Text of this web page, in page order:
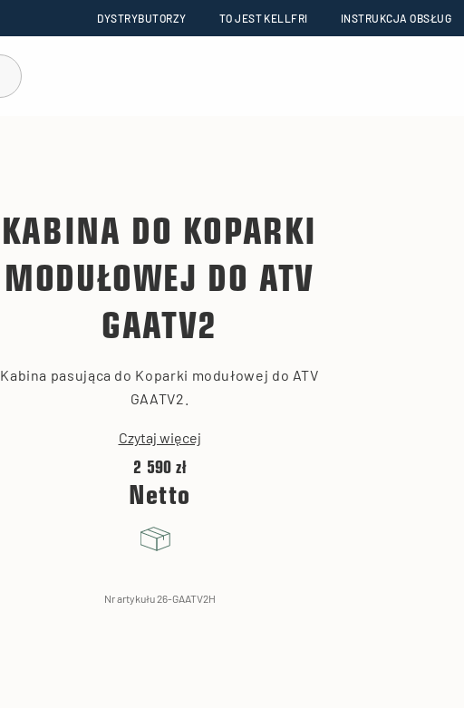
DYSTRYBUTORZY TO JEST KELLFRI INSTRUKCJA OBSŁUG
KABINA DO KOPARKI
MODUŁOWEJ DO ATV
GAATV2
Kabina pasująca do Koparki modułowej do ATV
GAATV2.
Czytaj więcej
2 590 zł
Netto
Nr artykułu 26-GAATV2H